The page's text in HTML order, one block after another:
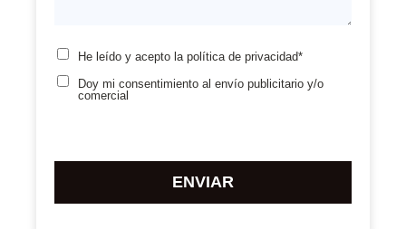
He leído y acepto la política de privacidad*
Doy mi consentimiento al envío publicitario y/o
comercial